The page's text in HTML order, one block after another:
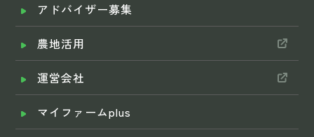
アドバイザー募集
農地活用
運営会社
マイファームplus